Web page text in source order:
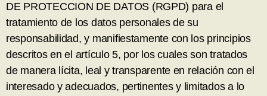
DE PROTECCION DE DATOS (RGPD) para el
tratamiento de los datos personales de su
responsabilidad, y manifiestamente con los principios
descritos en el artículo 5, por los cuales son tratados
de manera lícita, leal y transparente en relación con el
interesado y adecuados, pertinentes y limitados a lo